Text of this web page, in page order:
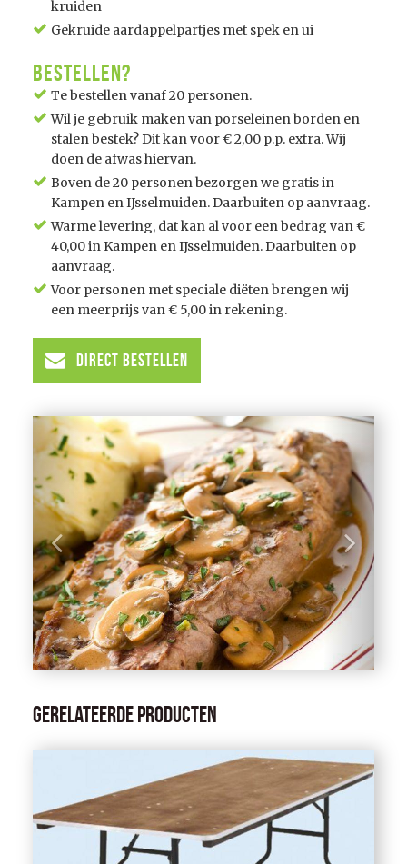
kruiden
Gekruide aardappelpartjes met spek en ui
Bestellen?
Te bestellen vanaf 20 personen.
Wil je gebruik maken van porseleinen borden en
stalen bestek? Dit kan voor € 2,00 p.p. extra. Wij
doen de afwas hiervan.
Boven de 20 personen bezorgen we gratis in
Kampen en IJsselmuiden. Daarbuiten op aanvraag.
Warme levering, dat kan al voor een bedrag van €
40,00 in Kampen en IJsselmuiden. Daarbuiten op
aanvraag.
Voor personen met speciale diëten brengen wij
een meerprijs van € 5,00 in rekening.
Direct Bestellen
Gerelateerde producten